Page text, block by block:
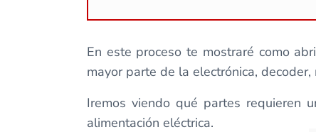
En este proceso te mostraré como
mayor parte de la electrónica, decoder,
Iremos viendo qué partes requieren
alimentación eléctrica.